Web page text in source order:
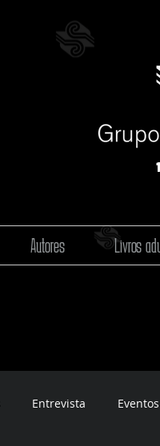
Autores Livros
Entrevista Eventos